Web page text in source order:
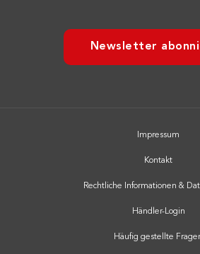
Newsletter
Impressum
Kontakt
Rechtliche Informationen &
Händler-Login
Häufig gestellte